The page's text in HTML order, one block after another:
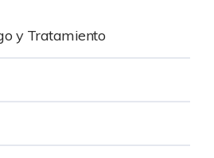
y Tratamiento